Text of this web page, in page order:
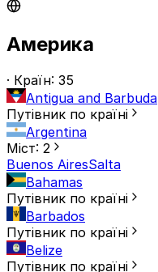
Америка
· Країн: 35
Antigua and Barbuda
Путівник по країні
Argentina
Міст: 2
Buenos AiresSalta
Bahamas
Путівник по країні
Barbados
Путівник по країні
Belize
Путівник по країні